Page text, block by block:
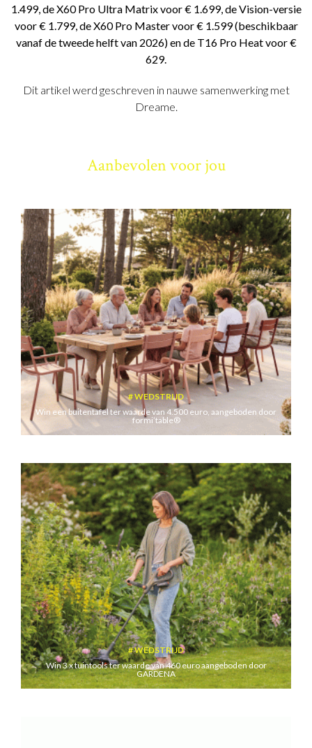
1.499, de X60 Pro Ultra Matrix voor € 1.699, de Vision-versie
voor € 1.799, de X60 Pro Master voor € 1.599 (beschikbaar
vanaf de tweede helft van 2026) en de T16 Pro Heat voor €
629.
Dit artikel werd geschreven in nauwe samenwerking met
Dreame.
Aanbevolen voor jou
WEDSTRIJD
Win een buitentafel ter waarde van 4.500 euro, aangeboden door
formi’table®
WEDSTRIJD
Win 3 x tuintools ter waarde van 460 euro aangeboden door
GARDENA